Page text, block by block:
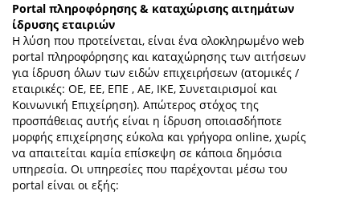
Portal πληροφόρησης & καταχώρισης αιτημάτων
ίδρυσης εταιριών
Η λύση που προτείνεται, είναι ένα ολοκληρωμένο web
portal πληροφόρησης και καταχώρησης των αιτήσεων
για ίδρυση όλων των ειδών επιχειρήσεων (ατομικές /
εταιρικές: ΟΕ, ΕΕ, ΕΠΕ , ΑΕ, ΙΚΕ, Συνεταιρισμοί και
Κοινωνική Επιχείρηση). Απώτερος στόχος της
προσπάθειας αυτής είναι η ίδρυση οποιασδήποτε
μορφής επιχείρησης εύκολα και γρήγορα online, χωρίς
να απαιτείται καμία επίσκεψη σε κάποια δημόσια
υπηρεσία. Οι υπηρεσίες που παρέχονται μέσω του
portal είναι οι εξής: